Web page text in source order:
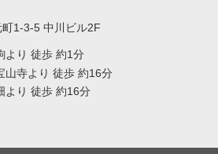
1-3-5 中川ビル2F
より 徒歩 約1分
山寺より 徒歩 約16分
より 徒歩 約16分